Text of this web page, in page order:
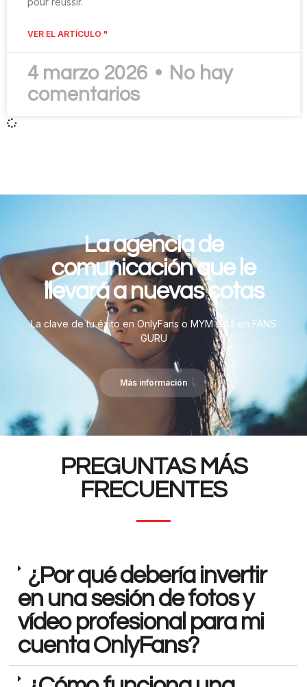
VER EL ARTÍCULO "
4 marzo 2026
No hay
comentarios
La agencia de
comunicación que le
llevará a nuevas cotas
La clave de tu éxito en OnlyFans o MYM está en FANS
GURU
Más información
PREGUNTAS MÁS
FRECUENTES
¿Por qué debería invertir
en una sesión de fotos y
vídeo profesional para mi
cuenta OnlyFans?